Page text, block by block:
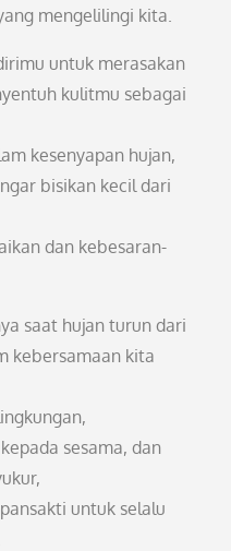
mengelilingi kita.
untuk merasakan
kulitmu sebagai
kesenyapan hujan,
bisikan kecil dari
dan kebesaran-
saat hujan turun dari
kebersamaan kita
sesama, dan
untuk selalu